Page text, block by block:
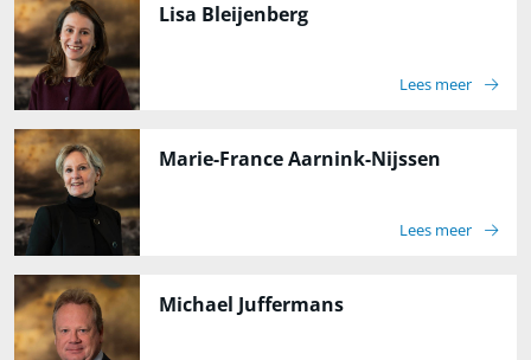
Lisa Bleijenberg
Lees meer
Marie-France Aarnink-Nijssen
Lees meer
Michael Juffermans